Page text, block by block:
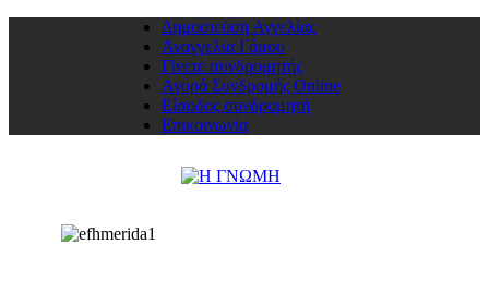
Δημοσιεύση Αγγελίας
Αναγγελία Γάμου
Γίνετε συνδρομητής
Αγορά Συνδρομής Online
Είσοδος συνδρομητή
Επικοινωνία